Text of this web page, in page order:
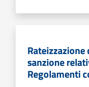
sanzione
Regolamenti